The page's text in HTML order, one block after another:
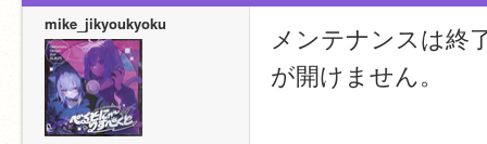
mike_jikyoukyoku
メンテナンスは終
が開けません。